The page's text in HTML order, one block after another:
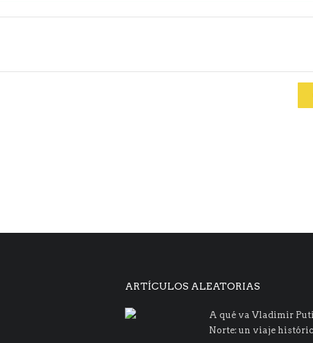
ARTÍCULOS ALEATORIAS
A qué va Vladimir
Norte: un viaje